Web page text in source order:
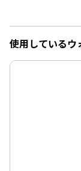
使用しているウ